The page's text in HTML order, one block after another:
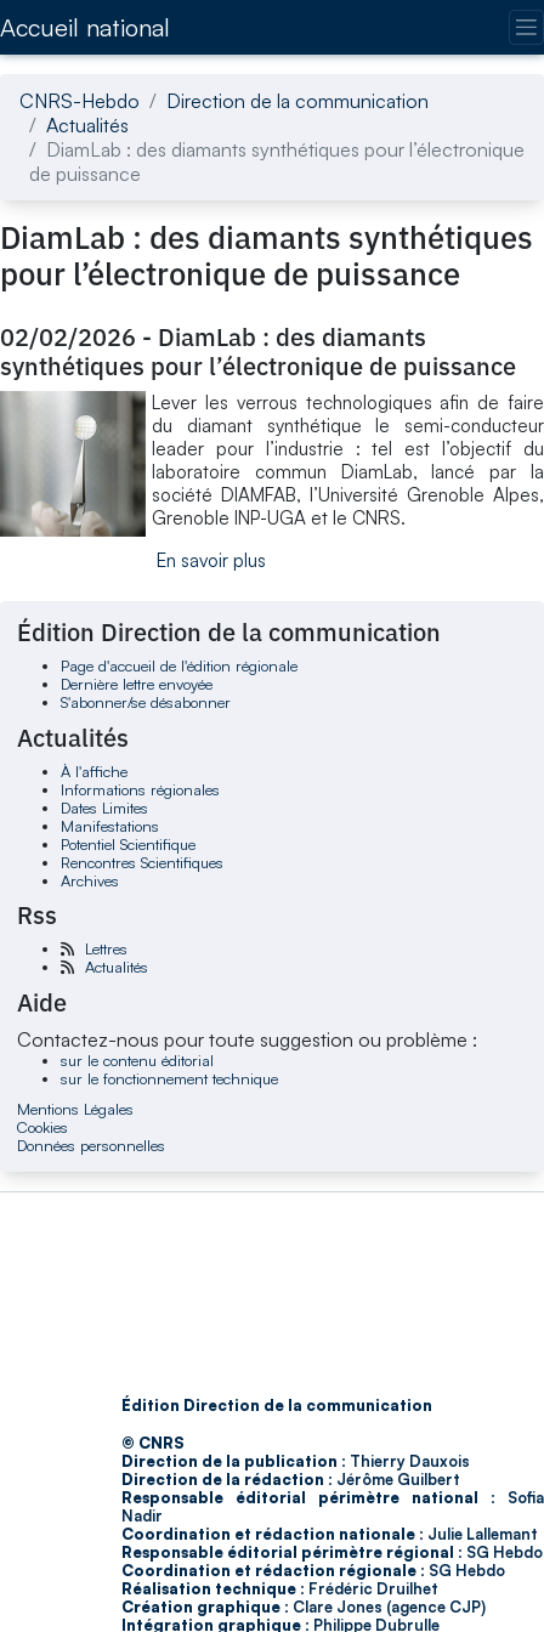
Accueil national
CNRS-Hebdo
Direction de la communication
Actualités
DiamLab : des diamants synthétiques pour l’électronique
de puissance
DiamLab : des diamants synthétiques
pour l’électronique de puissance
02/02/2026 - DiamLab : des diamants
synthétiques pour l’électronique de puissance
Lever les verrous technologiques afin de faire
du diamant synthétique le semi-conducteur
leader pour l’industrie : tel est l’objectif du
laboratoire commun DiamLab, lancé par la
société DIAMFAB, l’Université Grenoble Alpes,
Grenoble INP-UGA et le CNRS.
En savoir plus
Édition Direction de la communication
Page d'accueil de l'édition régionale
Dernière lettre envoyée
S'abonner/se désabonner
Actualités
À l'affiche
Informations régionales
Dates Limites
Manifestations
Potentiel Scientifique
Rencontres Scientifiques
Archives
Rss
Lettres
Actualités
Aide
Contactez-nous pour toute suggestion ou problème :
sur le contenu éditorial
sur le fonctionnement technique
Mentions Légales
Cookies
Données personnelles
Édition Direction de la communication
© CNRS
Direction de la publication : Thierry Dauxois
Direction de la rédaction : Jérôme Guilbert
Responsable éditorial périmètre national : Sofia
Nadir
Coordination et rédaction nationale : Julie Lallemant
Responsable éditorial périmètre régional : SG Hebdo
Coordination et rédaction régionale : SG Hebdo
Réalisation technique : Frédéric Druilhet
Création graphique : Clare Jones (agence CJP)
Intégration graphique : Philippe Dubrulle